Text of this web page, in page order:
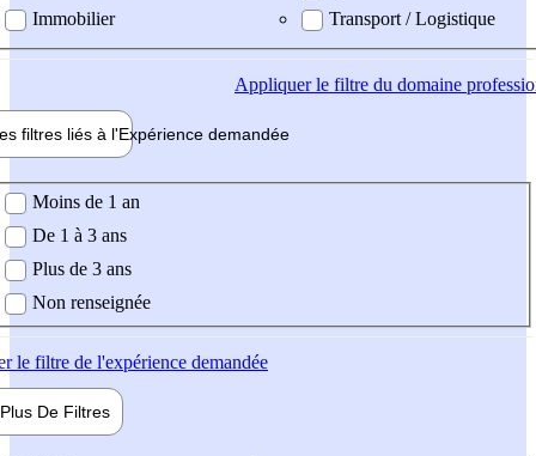
Immobilier
Transport / Logistique
Appliquerle filtre du domaine
filtres liés à l'Expérience demandée
demandée
Moins de 1 an
De 1 à 3 ans
Plus de 3 ans
Non renseignée
le filtre de l'expérience demandée
Plus De Filtres